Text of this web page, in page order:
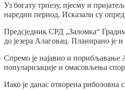
Уз богату трпезу, пјесму и
наредни период. Исказали су
Предсједник СРД „Заломка“
до језера Алаговац. Планирано је
Спремо је најавио и порибљавање
популаризације и омасовљења
Иако је данас отворена риболовна